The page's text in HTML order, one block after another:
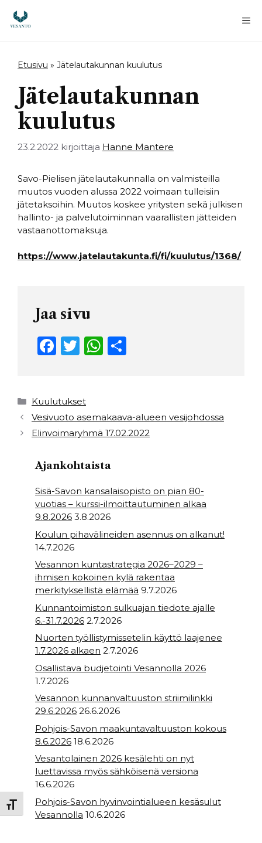
Toggle Font size
sisältöön
Etusivu » Jätelautakunnan kuulutus
Jätelautakunnan
kuulutus
23.2.2022 kirjoittaja Hanne Mantere
Savo-Pielisen jätelautakunnalla on valmisteilla
muutos vuoden alussa 2022 voimaan tulleisiin
jätetaksoihin. Muutos koskee yritysten sekä julkisen
hallinto- ja palvelutoiminnan vaarallisten jätteiden
vastaanottomaksuja.
https://www.jatelautakunta.fi/fi/kuulutus/1368/
Jaa sivu
F
e
b
o
o
k
T
t
e
r
W
A
p
p
Kategoriat
Kuulutukset
Vesivuoto asemakaava-alueen vesijohdossa
Elinvoimaryhmä 17.02.2022
Ajankohtaista
Sisä-Savon kansalaisopisto on pian 80-
vuotias – kurssi-ilmoittautuminen alkaa
9.8.2026 3.8.2026
Koulun pihavälineiden asennus on alkanut!
14.7.2026
Vesannon kuntastrategia 2026–2029 –
ihmisen kokoinen kylä rakentaa
merkityksellistä elämää 9.7.2026
Kunnantoimiston sulkuajan tiedote ajalle
6.-31.7.2026 2.7.2026
Nuorten työllistymissetelin käyttö laajenee
1.7.2026 alkaen 2.7.2026
Osallistava budjetointi Vesannolla 2026
1.7.2026
Vesannon kunnanvaltuuston striimilinkki
29.6.2026 26.6.2026
Pohjois-Savon maakuntavaltuuston kokous
8.6.2026 18.6.2026
Vesantolainen 2026 kesälehti on nyt
luettavissa myös sähköisenä versiona
16.6.2026
Pohjois-Savon hyvinvointialueen kesäsulut
Vesannolla 10.6.2026